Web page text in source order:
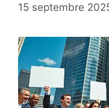
15 septembre